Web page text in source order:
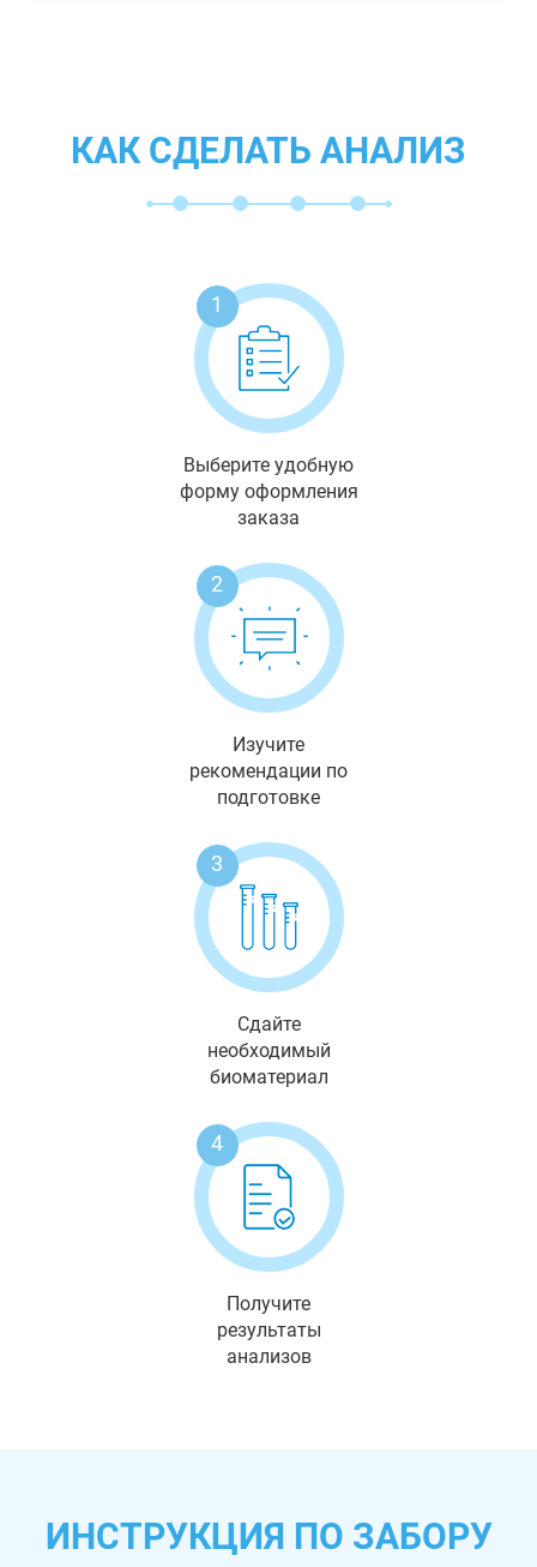
КАК СДЕЛАТЬ АНАЛИЗ
1
Выберите удобную
форму оформления
заказа
2
Изучите
рекомендации по
подготовке
3
Сдайте
необходимый
биоматериал
4
Получите
результаты
анализов
ИНСТРУКЦИЯ ПО ЗАБОРУ